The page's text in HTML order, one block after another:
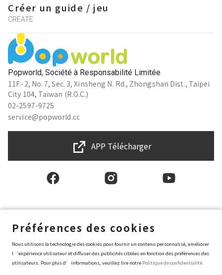
Popworld, Société à Responsabilité Limitée
11F.-2, No. 7, Sec. 3, Xinsheng N. Rd., Zhongshan Dist., Taipei
City 104, Taïwan (R.O.C.)
02-2597-9725
service@popworld.cc
Créer un guide / jeu
CREATE
APP Télécharger
Conditions générales d'utilisation
Politique de protection des données et de la vie privée
Français
Préférences des cookies
Nous utilisons la technologie des cookies pour fournir un contenu personnalisé, améliorer
l‘expérience utilisateur et diffuser des publicités ciblées en fonction des préférences des
utilisateurs. Pour plus d’informations, veuillez lire notre Politique de confidentialité.